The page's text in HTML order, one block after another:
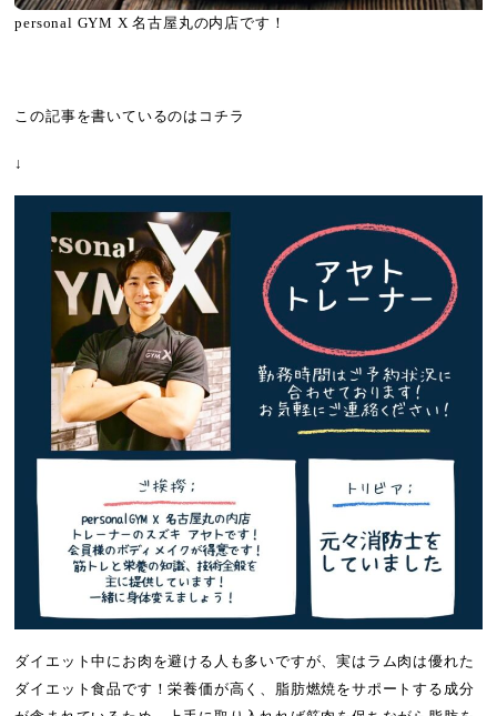
personal GYM X 名古屋丸の内店です！
この記事を書いているのはコチラ
↓
ダイエット中にお肉を避ける人も多いですが、実はラム肉は優れた
ダイエット食品です！栄養価が高く、脂肪燃焼をサポートする成分